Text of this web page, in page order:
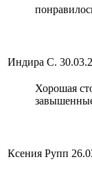
Индира С.
Хорошая
Ксения Рупп